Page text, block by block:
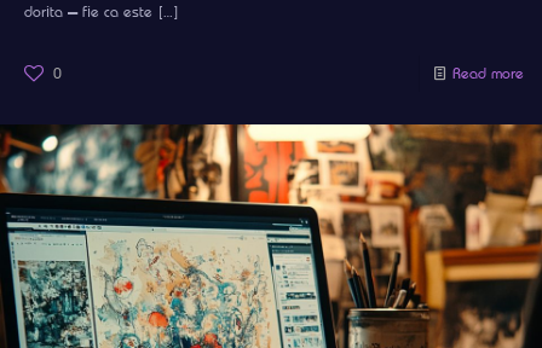
dorita — fie ca este […]
0 Read more